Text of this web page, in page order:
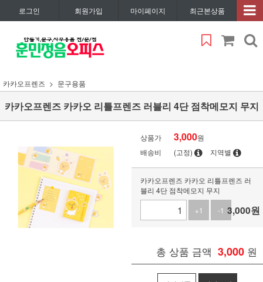
로그인 회원가입 마이페이지 최근본상품
카카오프렌즈 문구용품
카카오프렌즈 카카오 리틀프렌즈 러블리 4단 점착메모지 무지
상품가 3,000원
배송비
(고정) 지역별
카카오프렌즈 카카오 리틀프렌즈 러
블리 4단 점착메모지 무지
+1
-1 3,000원
총 상품 금액 3,000 원